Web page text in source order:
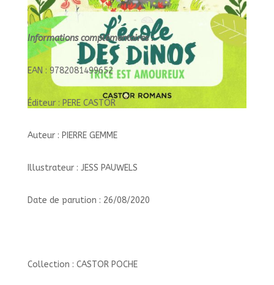
Informations complémentaires :
EAN : 9782081499652
Éditeur : PERE CASTOR
Auteur : PIERRE GEMME
Illustrateur : JESS PAUWELS
Date de parution : 26/08/2020
Collection : CASTOR POCHE